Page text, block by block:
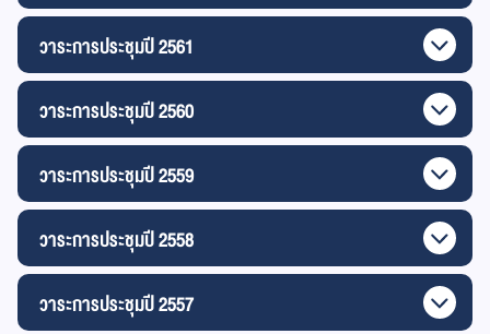
วาระการประชุมปี 2561
วาระการประชุมปี 2560
วาระการประชุมปี 2559
วาระการประชุมปี 2558
วาระการประชุมปี 2557